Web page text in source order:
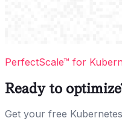
PerfectScale™ for
Ready to
Get your free